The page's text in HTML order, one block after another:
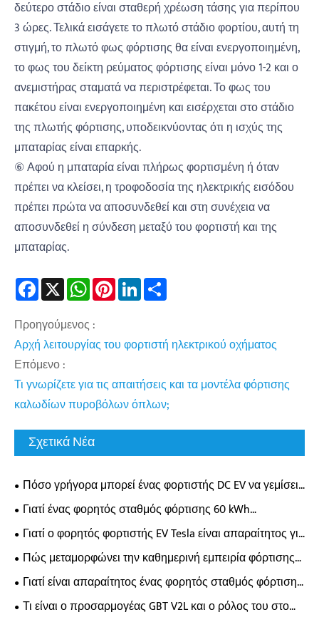
δεύτερο στάδιο είναι σταθερή χρέωση τάσης για περίπου
3 ώρες. Τελικά εισάγετε το πλωτό στάδιο φορτίου, αυτή τη
στιγμή, το πλωτό φως φόρτισης θα είναι ενεργοποιημένη,
το φως του δείκτη ρεύματος φόρτισης είναι μόνο 1-2 και ο
ανεμιστήρας σταματά να περιστρέφεται. Το φως του
πακέτου είναι ενεργοποιημένη και εισέρχεται στο στάδιο
της πλωτής φόρτισης, υποδεικνύοντας ότι η ισχύς της
μπαταρίας είναι επαρκής.
⑥ Αφού η μπαταρία είναι πλήρως φορτισμένη ή όταν
πρέπει να κλείσει, η τροφοδοσία της ηλεκτρικής εισόδου
πρέπει πρώτα να αποσυνδεθεί και στη συνέχεια να
αποσυνδεθεί η σύνδεση μεταξύ του φορτιστή και της
μπαταρίας.
Facebook WhatsAppPinterestLinkedIn
Προηγούμενος :
Αρχή λειτουργίας του φορτιστή ηλεκτρικού οχήματος
Επόμενο :
Τι γνωρίζετε για τις απαιτήσεις και τα μοντέλα φόρτισης
καλωδίων πυροβόλων όπλων;
Σχετικά Νέα
Πόσο γρήγορα μπορεί ένας φορτιστής DC EV να γεμίσει
πραγματικά την μπαταρία του ηλεκτρικού σας
αυτοκινήτου;
Γιατί ένας φορητός σταθμός φόρτισης 60 kWh
μεταμορφώνει την ευελιξία φόρτισης EV;
Γιατί ο φορητός φορτιστής EV Tesla είναι απαραίτητος για
τους σύγχρονους ιδιοκτήτες ηλεκτρικών οχημάτων;
Πώς μεταμορφώνει την καθημερινή εμπειρία φόρτισης
ηλεκτρικού οχήματος ένας επιτοίχιος φορτιστής AC;
Γιατί είναι απαραίτητος ένας φορητός σταθμός φόρτισης
οδικής διάσωσης 65 kWh για τη σύγχρονη υποστήριξη
έκτακτης ανάγκης EV;
Τι είναι ο προσαρμογέας GBT V2L και ο ρόλος του στο